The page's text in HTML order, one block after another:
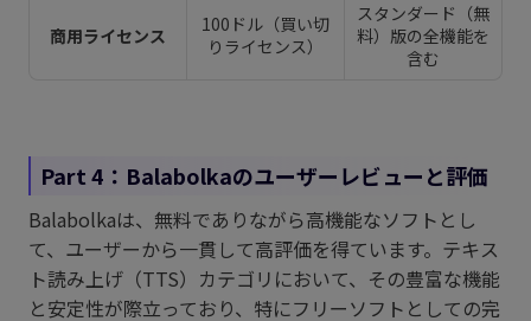
商用ライセンス
100ドル（買い切
りライセンス）
スタンダード（無
料）版の全機能を
含む
Part 4：Balabolkaのユーザーレビューと評価
Balabolkaは、無料でありながら高機能なソフトとし
て、ユーザーから一貫して高評価を得ています。テキス
ト読み上げ（TTS）カテゴリにおいて、その豊富な機能
と安定性が際立っており、特にフリーソフトとしての完